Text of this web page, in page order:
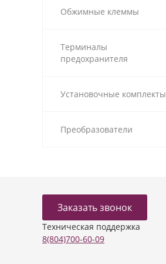
Обжимные клеммы
Терминалы
предохранителя
Установочные комплекты
Преобразователи
Заказать звонок
Техническая поддержка
8(804)700-60-09